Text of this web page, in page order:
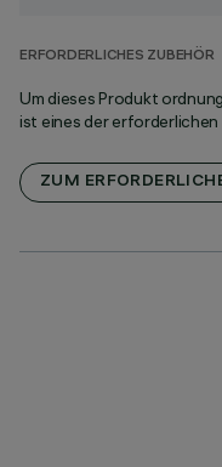
ERFORDERLICHES ZUBEHÖR
Um dieses Produkt
ist eines der
ZUM